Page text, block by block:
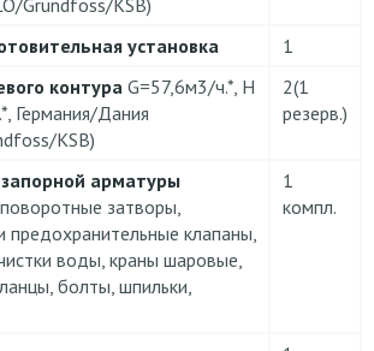
установка
1
контура G=57,6м3/ч.*, H
Германия/Дания
KSB)
2(1
резерв.)
арматуры
затворы,
предохранительные клапаны,
воды, краны шаровые,
болты, шпильки,
1
компл.